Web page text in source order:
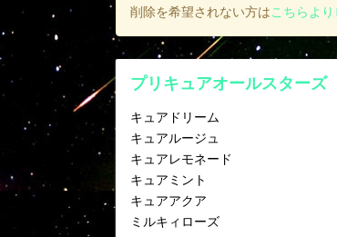
削除を希望されない方はこちらより
プリキュアオールスターズ
キュアドリーム
キュアルージュ
キュアレモネード
キュアミント
キュアアクア
ミルキィローズ